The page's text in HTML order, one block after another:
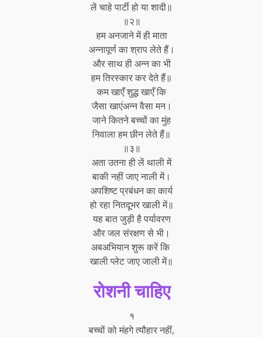
लें चाहे पार्टी हो या शादी॥
॥२॥
हम अनजाने में ही माता
अन्नापूर्ण का श्राप लेते हैं।
और साथ ही अन्न का भी
हम तिरस्कार कर देते हैं॥
कम खाएँ शुद्ध खाएँ कि
जैसा खाएंअन्न वैसा मन।
जाने कितने बच्चों का मुंह
निवाला हम छीन लेते हैं॥
॥३॥
अता उतना ही लें थाली में
बाकी नहीं जाए नाली में।
अपशिष्ट प्रबंधन का कार्य
हो रहा नितदूभर खाली में॥
यह बात जुड़ी है पर्यावरण
और जल संरक्षण से भी।
अबअभियान शुरू करें कि
खाली प्लेट जाए जाली में॥
रोशनी चाहिए
१
बच्चों को मंहगे त्यौहार नहीं,